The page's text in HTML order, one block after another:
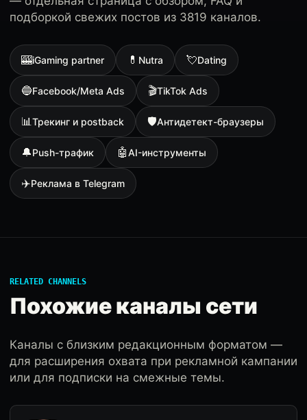
подборкой свежих постов из 3819 каналов.
🎰iGaming partner 💊 Nutra 💘Dating
🔵Facebook/Meta Ads 🎬TikTok Ads
📊Трекинг и postback 🛡Антидетект-браузеры
🔔Push-трафик 🤖AI-инструменты
✈️Реклама в Telegram
RELATED CHANNELS
Похожие каналы сети
Каналы с близким редакционным форматом —
для расширения охвата при рекламной кампании
или для подписки на смежные темы.